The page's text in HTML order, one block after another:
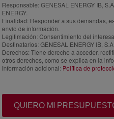
Responsable:GENESAL ENERGY IB,
ENERGY.
Finalidad: Responder a sus demandas,
envío de información.
Legitimación:Consentimiento del
Destinatarios:GENESAL ENERGY IB,
Derechos:Tiene derecho a acceder,
otros derechos, como se explica en la
Información adicional: Política de
QUIERO MI